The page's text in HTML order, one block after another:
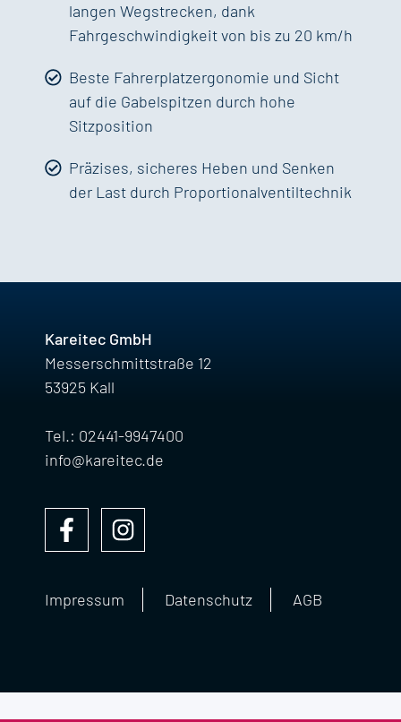
langen Wegstrecken, dank
Fahrgeschwindigkeit von bis zu 20 km/h
Beste Fahrerplatzergonomie und Sicht
auf die Gabelspitzen durch hohe
Sitzposition
Präzises, sicheres Heben und Senken
der Last durch Proportionalventiltechnik
Kareitec GmbH
Messerschmittstraße 12
53925 Kall
Tel.: 02441-9947400
info@kareitec.de
Impressum Datenschutz AGB